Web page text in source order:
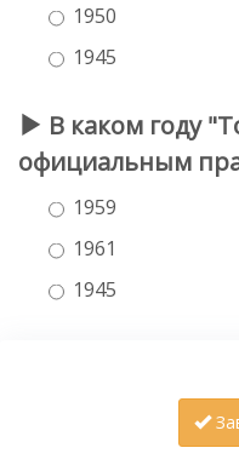
1950
1945
В каком году
официальным
1959
1961
1945